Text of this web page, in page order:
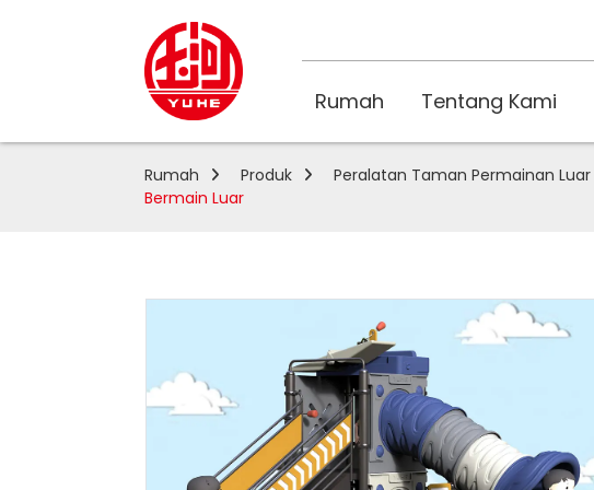
Rumah Tentang Kami
Rumah Produk Peralatan Taman Permainan Luar
Bermain Luar